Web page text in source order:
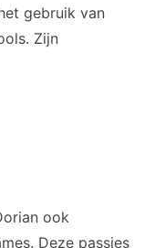
gebruik van
Zijn
ook
Deze passies